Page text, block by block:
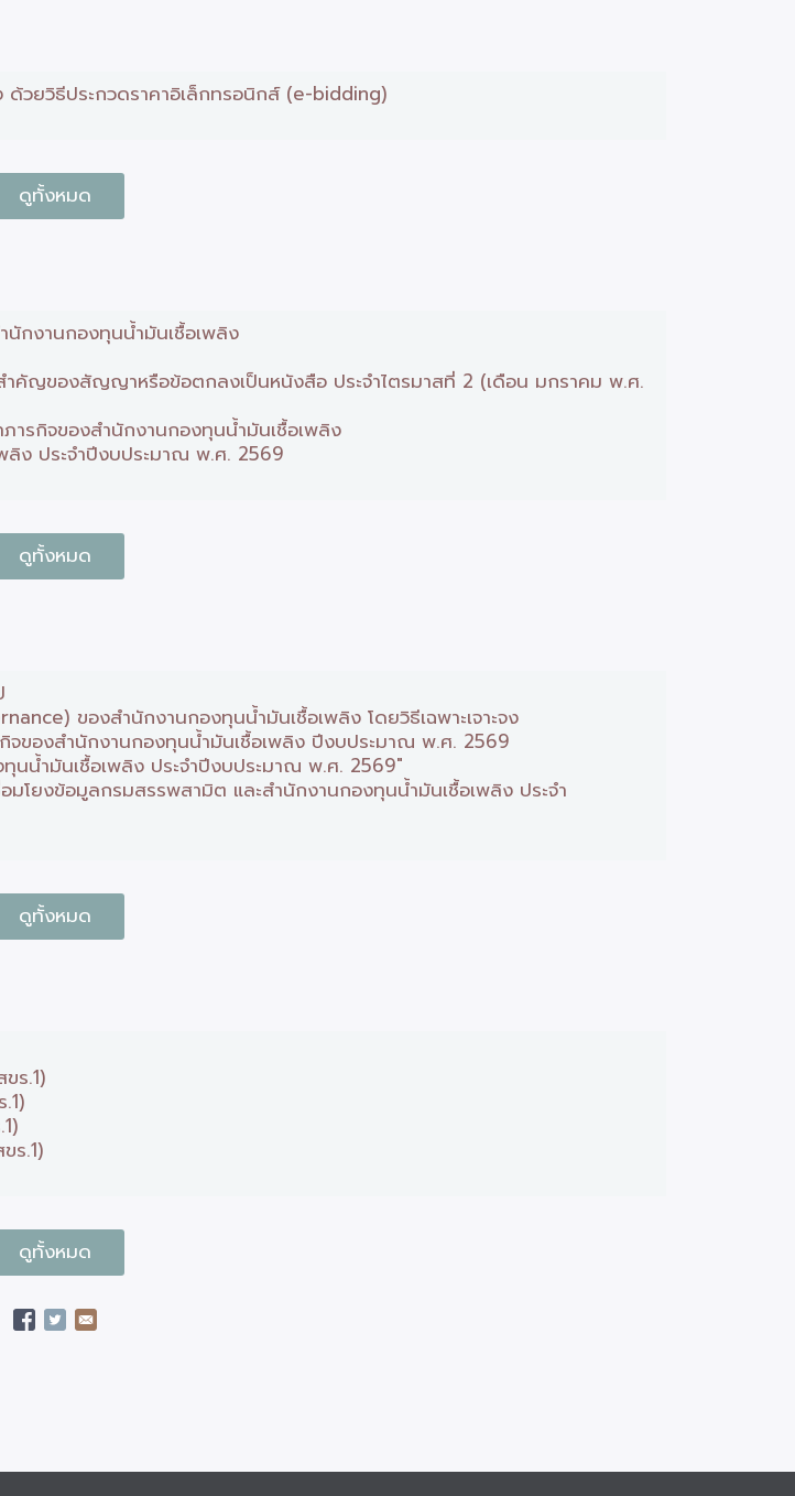
ด้วยวิธีประกวดราคาอิเล็กทรอนิกส์ (e-bidding)
ดูทั้งหมด
นักงานกองทุนน้ำมันเชื้อเพลิง
ำคัญของสัญญาหรือข้อตกลงเป็นหนังสือ ประจำไตรมาสที่ 2 (เดือน มกราคม พ.ศ.
ารกิจของสำนักงานกองทุนน้ำมันเชื้อเพลิง
ลิง ประจำปีงบประมาณ พ.ศ. 2569
ดูทั้งหมด
ของสำนักงานกองทุนน้ำมันเชื้อเพลิง โดยวิธีเฉพาะเจาะจง
จของสำนักงานกองทุนน้ำมันเชื้อเพลิง ปีงบประมาณ พ.ศ. 2569
นน้ำมันเชื้อเพลิง ประจำปีงบประมาณ พ.ศ. 2569"
มโยงข้อมูลกรมสรรพสามิต และสำนักงานกองทุนน้ำมันเชื้อเพลิง ประจำ
ดูทั้งหมด
ร.1)
ร.1)
ดูทั้งหมด